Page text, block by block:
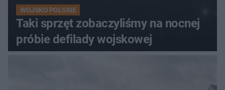
WOJSKO POLSKIE
Taki sprzęt zobaczyliśmy na nocnej
próbie defilady wojskowej